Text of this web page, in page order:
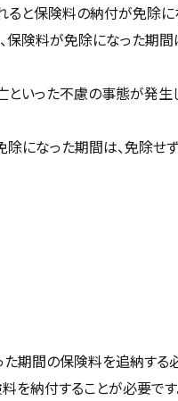
と保険料の納付が免除に
保険料が免除になった期
といった不慮の事態が発
になった期間は、免除
期間の保険料を追納する
納付することが必要です